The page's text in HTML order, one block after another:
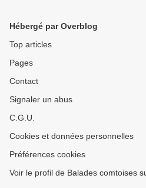
Hébergé par Overblog
Top articles
Pages
Contact
Signaler un abus
C.G.U.
Cookies et données personnelles
Préférences cookies
Voir le profil de Balades comtoises